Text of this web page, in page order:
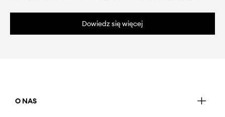
Dowiedz się więcej
O NAS